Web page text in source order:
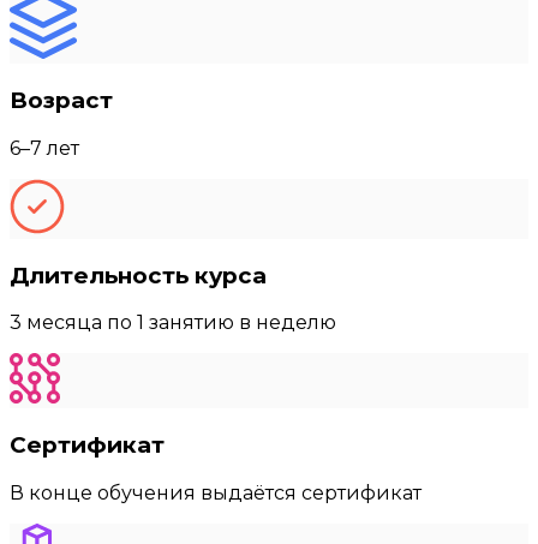
Возраст
6–7 лет
Длительность курса
3 месяца по 1 занятию в неделю
Сертификат
В конце обучения выдаётся сертификат